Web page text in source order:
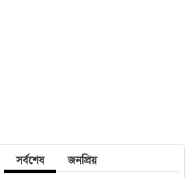
সর্বশেষ জনপ্রিয়